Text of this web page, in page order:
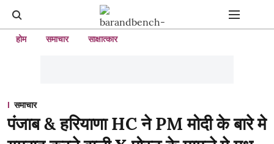
होम समाचार साक्षात्कार
समाचार
पंजाब & हरियाणा HC ने PM मोदी के बारे मे